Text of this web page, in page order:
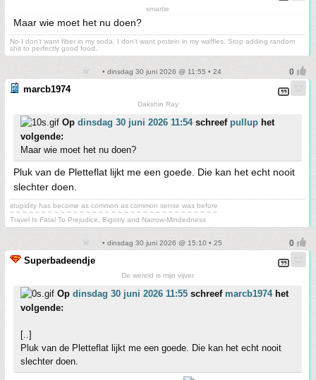
smartie
Maar wie moet het nu doen?
No I don't want fiber in my soda. I don't want protein in my waffles. Stop adding random
shit to perfectly good food.
• dinsdag 30 juni 2026 @ 11:55 • 24
marcb1974
Dakshin Ray
Op dinsdag 30 juni 2026 11:54schreef pullup het
volgende:
Maar wie moet het nu doen?
Pluk van de Pletteflat lijkt me een goede. Die kan het echt nooit
slechter doen.
stupidity has become as common as common sense was before
~ ~ ~ ~ ~ ~ ~ ~ ~ ~ ~ ~ ~ ~ ~ ~ ~ ~ ~ ~ ~ ~ ~ ~ ~ ~ ~ ~ ~ ~ ~ ~ ~
Travel Is Fatal To Prejudice, Bigotry and Narrow-Mindedness
• dinsdag 30 juni 2026 @ 15:10 • 25
Superbadeendje
De wereld is mijn vijver
Op dinsdag 30 juni 2026 11:55 schreef marcb1974het
volgende:
[..]
Pluk van de Pletteflat lijkt me een goede. Die kan het echt nooit
slechter doen.